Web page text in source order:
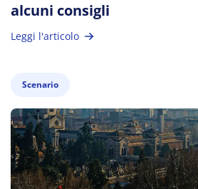
alcuni consigli
Leggi l'articolo
Scenario